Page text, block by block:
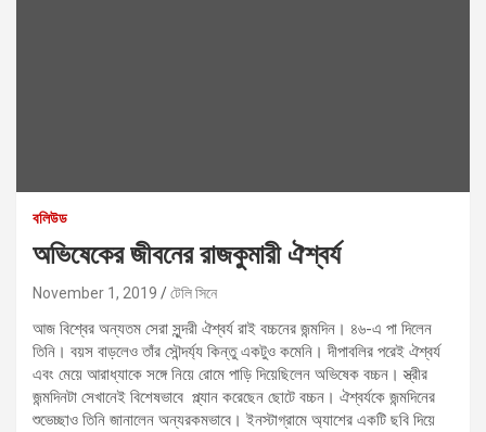
বলিউড
অভিষেকের জীবনের রাজকুমারী ঐশ্বর্য
November 1, 2019 টেলি সিনে
আজ বিশ্বের অন্যতম সেরা সুন্দরী ঐশ্বর্য রাই বচ্চনের জন্মদিন। ৪৬-এ পা দিলেন
তিনি। বয়স বাড়লেও তাঁর সৌন্দর্য্য কিন্তু একটুও কমেনি। দীপাবলির পরেই ঐশ্বর্য
এবং মেয়ে আরাধ্যাকে সঙ্গে নিয়ে রোমে পাড়ি দিয়েছিলেন অভিষেক বচ্চন। স্ত্রীর
জন্মদিনটা সেখানেই বিশেষভাবে প্ল্যান করেছেন ছোটে বচ্চন। ঐশ্বর্যকে জন্মদিনের
শুভেচ্ছাও তিনি জানালেন অন্যরকমভাবে। ইনস্টাগ্রামে অ্যাশের একটি ছবি দিয়ে